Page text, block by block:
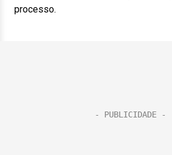
processo.